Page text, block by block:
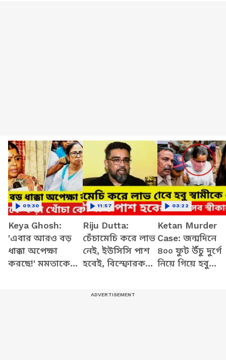
Keya Ghosh:
'এবার আরও বড়
ধাক্কা অপেক্ষা
করছে!' মমতাকে
09:30
Riju Dutta:
চেঁচামেচি করে লাভ
নেই, ইউসিসি পাশ
হবেই, বিস্ফোরক
11:57
Ketan Murder
Case: জন্মদিনে
৪০০ ফুট উঁচু দুর্গে
নিয়ে গিয়ে হবু
03:22